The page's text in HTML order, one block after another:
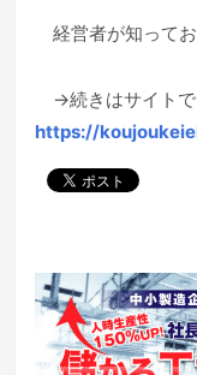
経営者が知って
→続きはサイトで
https://